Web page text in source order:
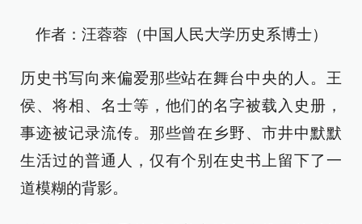
作者：汪蓉蓉（中国人民大学历史系博士）
历史书写向来偏爱那些站在舞台中央的人。王
侯、将相、名士等，他们的名字被载入史册，
事迹被记录流传。那些曾在乡野、市井中默默
生活过的普通人，仅有个别在史书上留下了一
道模糊的背影。